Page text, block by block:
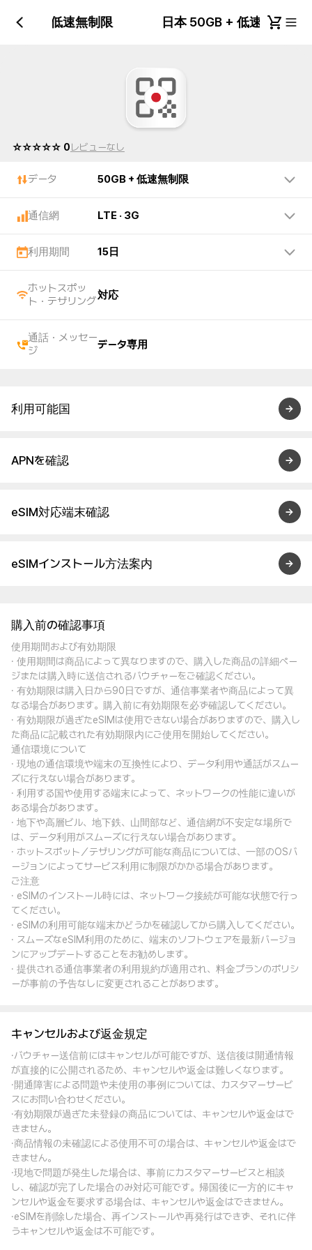
+ 低速無制限 日本 50GB + 低速無制限
☆☆☆☆☆ 0レビューなし
データ 50GB + 低速無制限
通信網 LTE · 3G
利用期間 15日
ホットスポッ
ト・テザリング
対応
通話・メッセー
ジ
データ専用
利用可能国
APNを確認
eSIM対応端末確認
eSIMインストール方法案内
購入前の確認事項
使用期間および有効期限
· 使用期間は商品によって異なりますので、購入した商品の詳細ペー
ジまたは購入時に送信されるバウチャーをご確認ください。
· 有効期限は購入日から90日ですが、通信事業者や商品によって異
なる場合があります。購入前に有効期限を必ず確認してください。
· 有効期限が過ぎたeSIMは使用できない場合がありますので、購入し
た商品に記載された有効期限内にご使用を開始してください。
通信環境について
· 現地の通信環境や端末の互換性により、データ利用や通話がスムー
ズに行えない場合があります。
· 利用する国や使用する端末によって、ネットワークの性能に違いが
ある場合があります。
· 地下や高層ビル、地下鉄、山間部など、通信網が不安定な場所で
は、データ利用がスムーズに行えない場合があります。
· ホットスポット／テザリングが可能な商品については、一部のOSバ
ージョンによってサービス利用に制限がかかる場合があります。
ご注意
· eSIMのインストール時には、ネットワーク接続が可能な状態で行っ
てください。
· eSIMの利用可能な端末かどうかを確認してから購入してください。
· スムーズなeSIM利用のために、端末のソフトウェアを最新バージョ
ンにアップデートすることをお勧めします。
· 提供される通信事業者の利用規約が適用され、料金プランのポリシ
ーが事前の予告なしに変更されることがあります。
キャンセルおよび返金規定
·バウチャー送信前にはキャンセルが可能ですが、送信後は開通情報
が直接的に公開されるため、キャンセルや返金は難しくなります。
·開通障害による問題や未使用の事例については、カスタマーサービ
スにお問い合わせください。
·有効期限が過ぎた未登録の商品については、キャンセルや返金はで
きません。
·商品情報の未確認による使用不可の場合は、キャンセルや返金はで
きません。
·現地で問題が発生した場合は、事前にカスタマーサービスと相談
し、確認が完了した場合のみ対応可能です。帰国後に一方的にキャ
ンセルや返金を要求する場合は、キャンセルや返金はできません。
·eSIMを削除した場合、再インストールや再発行はできず、それに伴
うキャンセルや返金は不可能です。